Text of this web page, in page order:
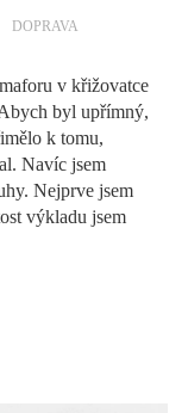
DOPRAVA
v křižovatce
byl upřímný,
k tomu,
Navíc jsem
Nejprve jsem
výkladu jsem